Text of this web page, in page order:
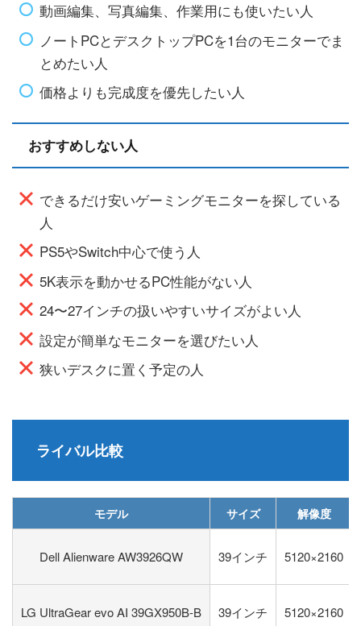
動画編集、写真編集、作業用にも使いたい人
ノートPCとデスクトップPCを1台のモニターでま
とめたい人
価格よりも完成度を優先したい人
おすすめしない人
できるだけ安いゲーミングモニターを探している
人
PS5やSwitch中心で使う人
5K表示を動かせるPC性能がない人
24〜27インチの扱いやすいサイズがよい人
設定が簡単なモニターを選びたい人
狭いデスクに置く予定の人
ライバル比較
モデル サイズ 解像度
Dell Alienware AW3926QW 39インチ 5120×2160
LG UltraGear evo AI 39GX950B-B 39インチ 5120×2160